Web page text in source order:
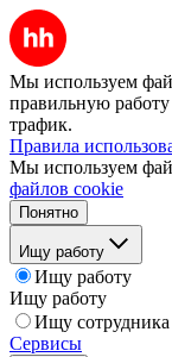
Мы используем
правильную работу
трафик.
Правила
Мы используем
файлов cookie
Понятно
Ищу работу
Ищу работу
Ищу работу
Ищу сотрудника
Сервисы